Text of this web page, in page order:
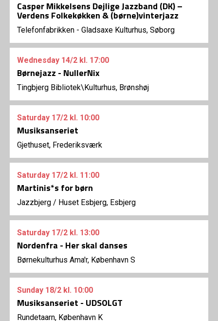
Casper Mikkelsens Dejlige Jazzband (DK) –
Verdens Folkekøkken & (børne)vinterjazz
Telefonfabrikken - Gladsaxe Kulturhus, Søborg
Wednesday 14/2 kl. 17:00
Børnejazz - NullerNix
Tingbjerg Bibliotek\Kulturhus, Brønshøj
Saturday 17/2 kl. 10:00
Musiksanseriet
Gjethuset, Frederiksværk
Saturday 17/2 kl. 11:00
Martinis*s for børn
Jazzbjerg / Huset Esbjerg, Esbjerg
Saturday 17/2 kl. 13:00
Nordenfra - Her skal danses
Børnekulturhus Ama'r, København S
Sunday 18/2 kl. 10:00
Musiksanseriet - UDSOLGT
Rundetaarn, København K